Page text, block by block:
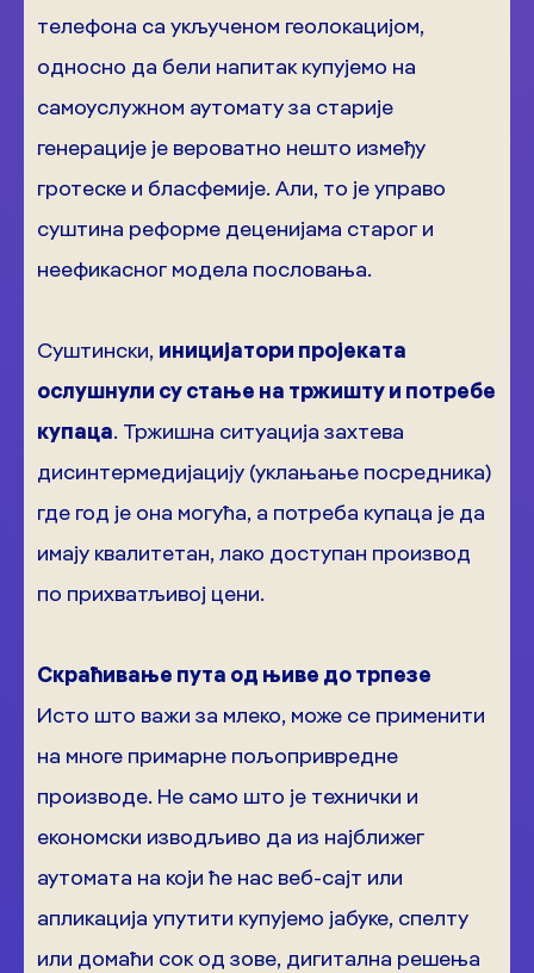
телефона са укљученом геолокацијом,
односно да бели напитак купујемо на
самоуслужном аутомату за старије
генерације је вероватно нешто између
гротеске и бласфемије. Али, то је управо
суштина реформе деценијама старог и
неефикасног модела пословања.
Суштински, иницијатори пројеката
ослушнули су стање на тржишту и потребе
купаца. Тржишна ситуација захтева
дисинтермедијацију (уклањање посредника)
где год је она могућа, а потреба купаца је да
имају квалитетан, лако доступан производ
по прихватљивој цени.
Скраћивање пута од њиве до трпезе
Исто што важи за млеко, може се применити
на многе примарне пољопривредне
производе. Не само што је технички и
економски изводљиво да из најближег
аутомата на који ће нас веб-сајт или
апликација упутити купујемо јабуке, спелту
или домаћи сок од зове, дигитална решења